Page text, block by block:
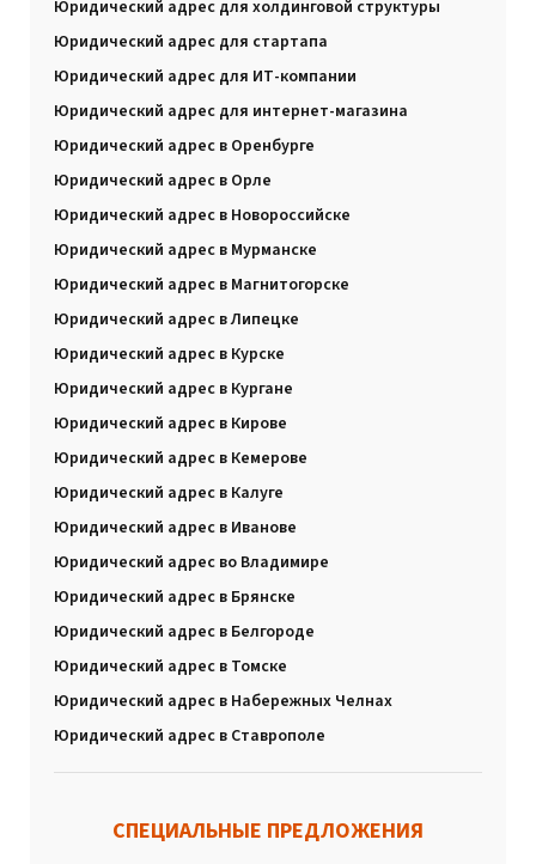
Юридический адрес для холдинговой структуры
Юридический адрес для стартапа
Юридический адрес для ИТ-компании
Юридический адрес для интернет-магазина
Юридический адрес в Оренбурге
Юридический адрес в Орле
Юридический адрес в Новороссийске
Юридический адрес в Мурманске
Юридический адрес в Магнитогорске
Юридический адрес в Липецке
Юридический адрес в Курске
Юридический адрес в Кургане
Юридический адрес в Кирове
Юридический адрес в Кемерове
Юридический адрес в Калуге
Юридический адрес в Иванове
Юридический адрес во Владимире
Юридический адрес в Брянске
Юридический адрес в Белгороде
Юридический адрес в Томске
Юридический адрес в Набережных Челнах
Юридический адрес в Ставрополе
СПЕЦИАЛЬНЫЕ ПРЕДЛОЖЕНИЯ